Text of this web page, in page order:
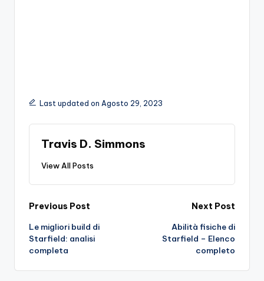
Last updated on Agosto 29, 2023
Travis D. Simmons
View All Posts
Post
navigation
Previous Post
Le migliori build di
Starfield: analisi
completa
Next Post
Abilità fisiche di
Starfield – Elenco
completo